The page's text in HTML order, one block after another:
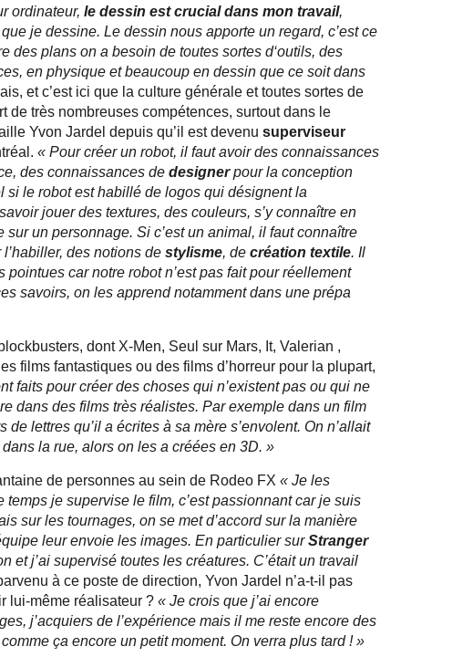
ordinateur, le dessin est crucial dans mon travail,
je dessine. Le dessin nous apporte un regard, c’est ce
des plans on a besoin de toutes sortes d‘outils, des
en physique et beaucoup en dessin que ce soit dans
et c’est ici que la culture générale et toutes sortes de
de très nombreuses compétences, surtout dans le
Yvon Jardel depuis qu’il est devenu superviseur
« Pour créer un robot, il faut avoir des connaissances
des connaissances de designerpour la conception
le robot est habillé de logos qui désignent la
jouer des textures, des couleurs, s’y connaître en
un personnage. Si c’est un animal, il faut connaître
des notions de stylisme, de création textile. Il
pointues car notre robot n’est pas fait pour réellement
savoirs, on les apprend notamment dans une prépa
dont X-Men, Seul sur Mars, It, Valerian ,
films fantastiques ou des films d’horreur pour la plupart,
faits pour créer des choses qui n’existent pas ou qui ne
dans des films très réalistes. Par exemple dans un film
lettres qu’il a écrites à sa mère s’envolent. On n’allait
la rue, alors on les a créées en 3D. »
de personnes au sein de Rodeo FX « Je les
je supervise le film, c’est passionnant car je suis
sur les tournages, on se met d’accord sur la manière
leur envoie les images. En particulier surStranger
et j’ai supervisé toutes les créatures. C’était un travail
à ce poste de direction, Yvon Jardel n’a-t-il pas
lui-même réalisateur ? « Je crois que j’ai encore
j’acquiers de l’expérience mais il me reste encore des
ça encore un petit moment. On verra plus tard ! »